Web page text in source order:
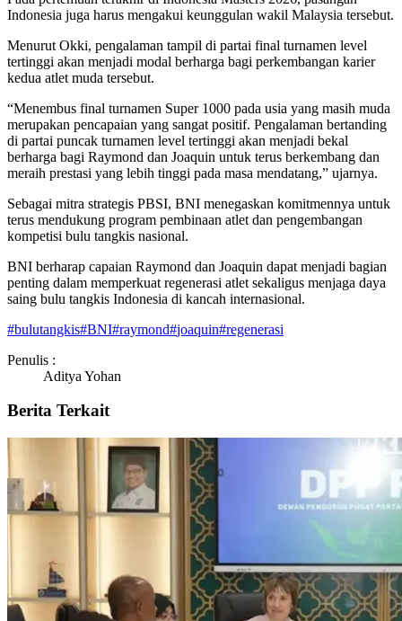
Indonesia juga harus mengakui keunggulan wakil Malaysia tersebut.
Menurut Okki, pengalaman tampil di partai final turnamen level
tertinggi akan menjadi modal berharga bagi perkembangan karier
kedua atlet muda tersebut.
“Menembus final turnamen Super 1000 pada usia yang masih muda
merupakan pencapaian yang sangat positif. Pengalaman bertanding
di partai puncak turnamen level tertinggi akan menjadi bekal
berharga bagi Raymond dan Joaquin untuk terus berkembang dan
meraih prestasi yang lebih tinggi pada masa mendatang,” ujarnya.
Sebagai mitra strategis PBSI, BNI menegaskan komitmennya untuk
terus mendukung program pembinaan atlet dan pengembangan
kompetisi bulu tangkis nasional.
BNI berharap capaian Raymond dan Joaquin dapat menjadi bagian
penting dalam memperkuat regenerasi atlet sekaligus menjaga daya
saing bulu tangkis Indonesia di kancah internasional.
#bulutangkis#BNI#raymond#joaquin#regenerasi
Penulis :
Aditya Yohan
Berita Terkait